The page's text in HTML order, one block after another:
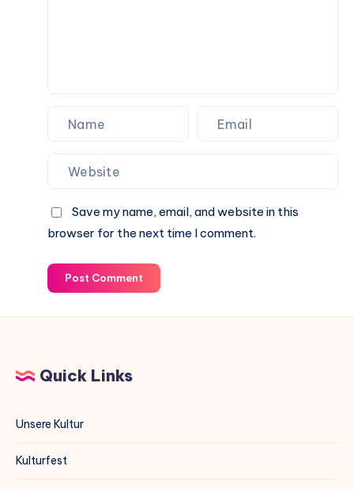
Save my name, email, and website in this
browser for the next time I comment.
Post Comment
Quick Links
Unsere Kultur
Kulturfest